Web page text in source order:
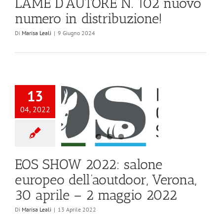
numero in distribuzione!
Di Marisa Leali | 9 Giugno 2024
13
04, 2022
EOS SHOW 2022: salone
europeo dell’aoutdoor, Verona,
30 aprile – 2 maggio 2022
Di Marisa Leali | 13 Aprile 2022